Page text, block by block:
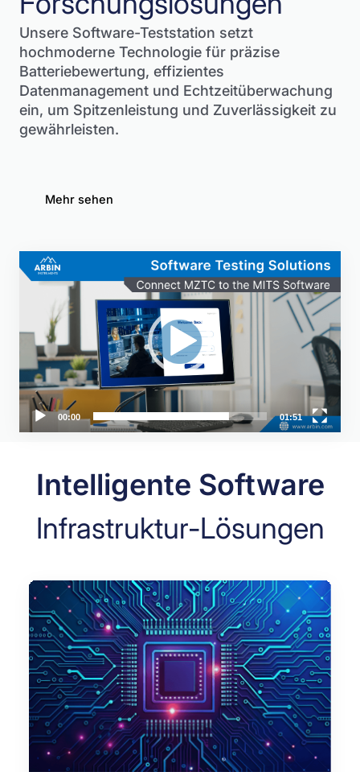
Unsere Software-Teststation setzt
hochmoderne Technologie für präzise
Batteriebewertung, effizientes
Datenmanagement und Echtzeitüberwachung
ein, um Spitzenleistung und Zuverlässigkeit zu
gewährleisten.
Mehr sehen
Video-
Player
00:00 01:51
Intelligente Software
Infrastruktur-Lösungen